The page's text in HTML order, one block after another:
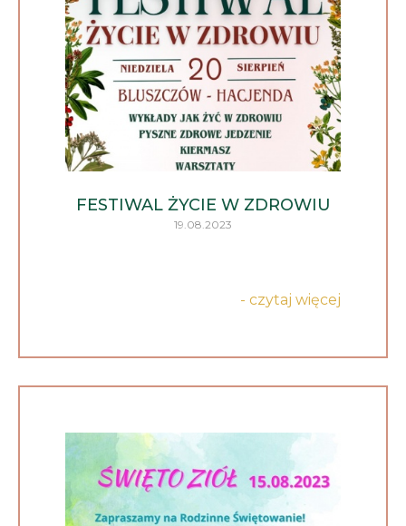
FESTIWAL ŻYCIE W ZDROWIU
19.08.2023
- czytaj więcej